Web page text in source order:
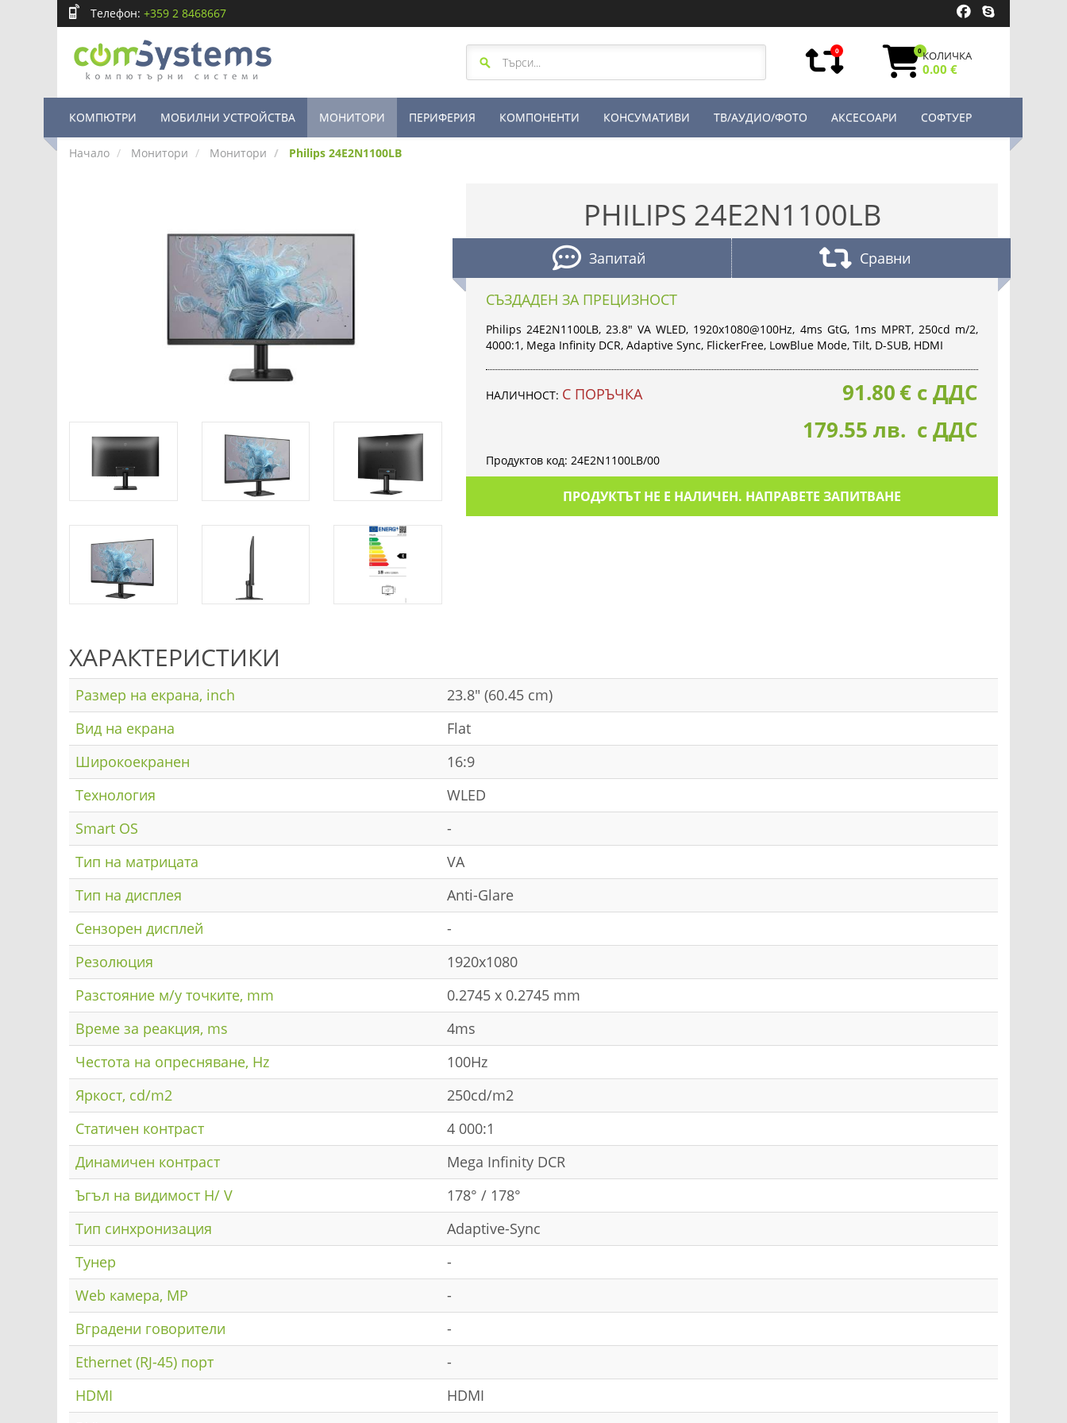
Телефон: +359 2 8468667
0 0КОЛИЧКА
0.00 €
КОМПЮТРИ МОБИЛНИ УСТРОЙСТВА МОНИТОРИ ПЕРИФЕРИЯ КОМПОНЕНТИ КОНСУМАТИВИ ТВ/АУДИО/ФОТО АКСЕСОАРИ СОФТУЕР
Начало Монитори Монитори Philips 24E2N1100LB
PHILIPS 24E2N1100LB
Запитай Сравни
СЪЗДАДЕН ЗА ПРЕЦИЗНОСТ
Philips 24E2N1100LB, 23.8" VA WLED, 1920x1080@100Hz, 4ms GtG, 1ms MPRT, 250cd m/2,
4000:1, Mega Infinity DCR, Adaptive Sync, FlickerFree, LowBlue Mode, Tilt, D-SUB, HDMI
НАЛИЧНОСТ: С ПОРЪЧКА 91.80€ с ДДС
179.55 лв. с ДДС
Продуктов код: 24E2N1100LB/00
ПРОДУКТЪТ НЕ Е НАЛИЧЕН. НАПРАВЕТЕ ЗАПИТВАНЕ
ХАРАКТЕРИСТИКИ
Размер на екрана, inch
23.8" (60.45 cm)
Вид на екрана
Flat
Широкоекранен
16:9
Технология
WLED
Smart OS
-
Тип на матрицата
VA
Тип на дисплея
Anti-Glare
Сензорен дисплей
-
Резолюция
1920x1080
Разстояние м/у точките, mm
0.2745 x 0.2745 mm
Време за реакция, ms
4ms
Честота на опресняване, Hz
100Hz
Яркост, cd/m2
250cd/m2
Статичен контраст
4 000:1
Динамичен контраст
Mega Infinity DCR
Ъгъл на видимост H/ V
178° / 178°
Тип синхронизация
Adaptive-Sync
Тунер
-
Web камера, MP
-
Вградени говорители
-
Ethernet (RJ-45) порт
-
HDMI
HDMI